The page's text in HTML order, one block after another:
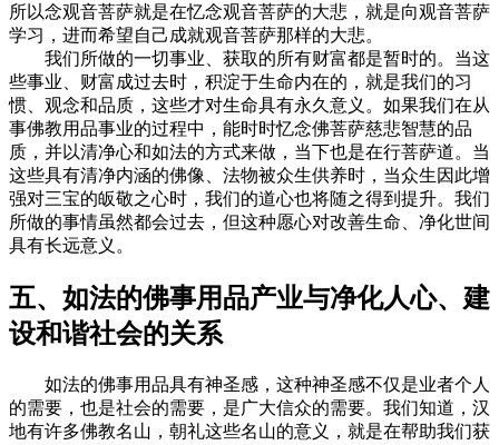
所以念观音菩萨就是在忆念观音菩萨的大悲，就是向观音菩萨
学习，进而希望自己成就观音菩萨那样的大悲。
我们所做的一切事业、获取的所有财富都是暂时的。当这
些事业、财富成过去时，积淀于生命内在的，就是我们的习
惯、观念和品质，这些才对生命具有永久意义。如果我们在从
事佛教用品事业的过程中，能时时忆念佛菩萨慈悲智慧的品
质，并以清净心和如法的方式来做，当下也是在行菩萨道。当
这些具有清净内涵的佛像、法物被众生供养时，当众生因此增
强对三宝的皈敬之心时，我们的道心也将随之得到提升。我们
所做的事情虽然都会过去，但这种愿心对改善生命、净化世间
具有长远意义。
五、如法的佛事用品产业与净化人心、建
设和谐社会的关系
如法的佛事用品具有神圣感，这种神圣感不仅是业者个人
的需要，也是社会的需要，是广大信众的需要。我们知道，汉
地有许多佛教名山，朝礼这些名山的意义，就是在帮助我们获